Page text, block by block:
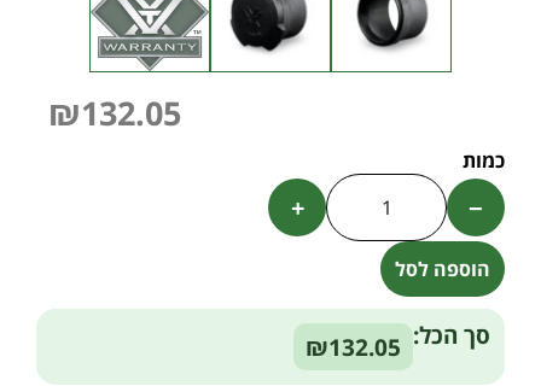
₪132.05
−
+
הוספה לסל
Alternative:
סך הכל: ₪132.05